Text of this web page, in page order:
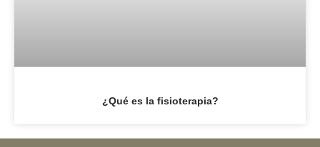
¿Qué es la fisioterapia?